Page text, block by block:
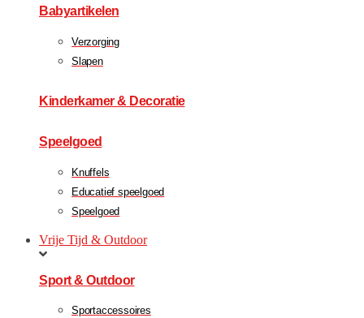
Babyartikelen
Verzorging
Slapen
Kinderkamer & Decoratie
Speelgoed
Knuffels
Educatief speelgoed
Speelgoed
Vrije Tijd & Outdoor
Sport & Outdoor
Sportaccessoires